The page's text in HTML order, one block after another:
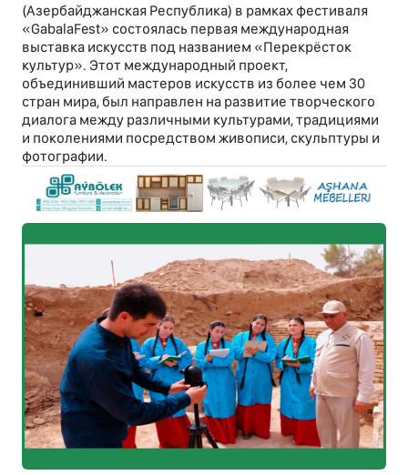
(Азербайджанская Республика) в рамках фестиваля
«GabalaFest» состоялась первая международная
выставка искусств под названием «Перекрёсток
культур». Этот международный проект,
объединивший мастеров искусств из более чем 30
стран мира, был направлен на развитие творческого
диалога между различными культурами, традициями
и поколениями посредством живописи, скульптуры и
фотографии.